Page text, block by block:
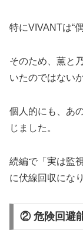
特にVIVANTは“
そのため、薫と
いたのではない
個人的にも、あ
じました。
続編で「実は監
に伏線回収にな
② 危険回避